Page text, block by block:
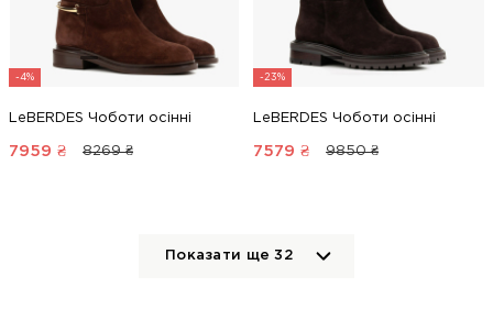
-4%
LeBERDES Чоботи осінні
7959 ₴ 8269 ₴
-23%
LeBERDES Чоботи осінні
7579 ₴ 9850 ₴
Показати ще32